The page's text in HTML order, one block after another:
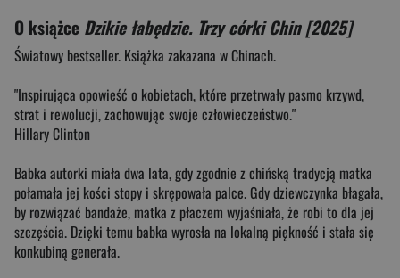
O książce Dzikie łabędzie. Trzy córki Chin [2025]
Światowy bestseller. Książka zakazana w Chinach.
"Inspirująca opowieść o kobietach, które przetrwały pasmo krzywd,
strat i rewolucji, zachowując swoje człowieczeństwo."
Hillary Clinton
Babka autorki miała dwa lata, gdy zgodnie z chińską tradycją matka
połamała jej kości stopy i skrępowała palce. Gdy dziewczynka błagała,
by rozwiązać bandaże, matka z płaczem wyjaśniała, że robi to dla jej
szczęścia. Dzięki temu babka wyrosła na lokalną piękność i stała się
konkubiną generała.